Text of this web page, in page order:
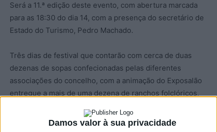
Damos valor à sua privacidade
Será a 11.ª edição deste evento, com abertura marcada
para as 18:30 do dia 14, com a presença do secretário de
Estado do Turismo, Pedro Machado.
Três dias de festival que contarão com cerca de duas
dezenas de sopas confecionadas pelas diferentes
associações do concelho, com a animação do Exposalão
entregue a mais de uma dezena de ranchos folclóricos,
concertinas, dança e cantares.